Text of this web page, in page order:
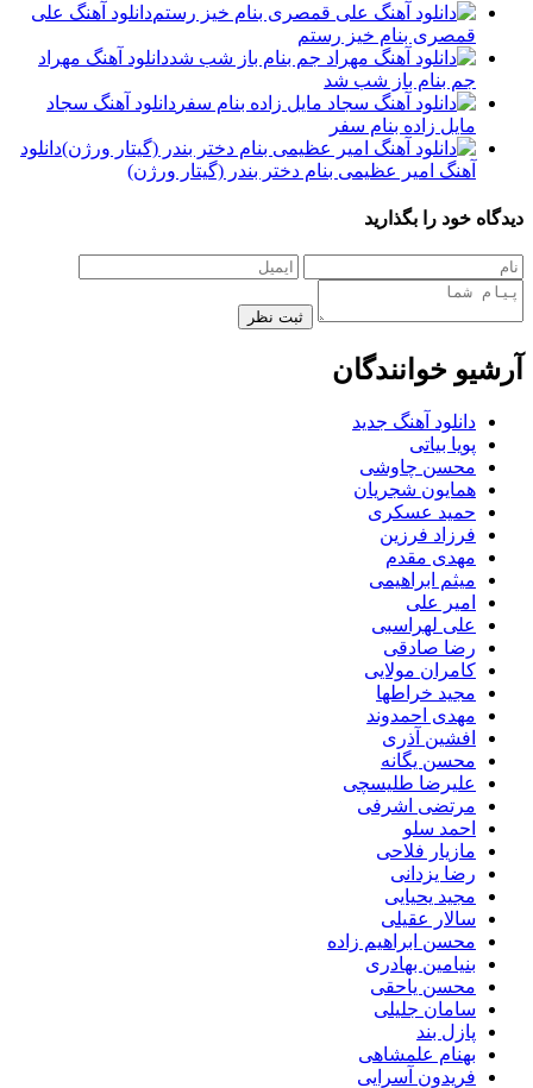
دانلود آهنگ علی
قمصری بنام خیز رستم
دانلود آهنگ مهراد
جم بنام باز شب شد
دانلود آهنگ سجاد
مایل زاده بنام سفر
دانلود
آهنگ امیر عظیمی بنام دختر بندر (گیتار ورژن)
دیدگاه خود را بگذارید
ثبت نظر
آرشیو خوانندگان
دانلود آهنگ جدید
پویا بیاتی
محسن چاوشی
همایون شجریان
حمید عسکری
فرزاد فرزین
مهدی مقدم
میثم ابراهیمی
امیر علی
علی لهراسبی
رضا صادقی
کامران مولایی
مجید خراطها
مهدی احمدوند
افشین آذری
محسن یگانه
علیرضا طلیسچی
مرتضی اشرفی
احمد سلو
مازیار فلاحی
رضا یزدانی
مجید یحیایی
سالار عقیلی
محسن ابراهیم زاده
بنیامین بهادری
محسن یاحقی
سامان جلیلی
پازل بند
بهنام علمشاهی
فریدون آسرایی